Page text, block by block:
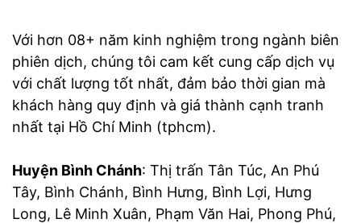
Với hơn 08+ năm kinh nghiệm trong ngành biên
phiên dịch, chúng tôi cam kết cung cấp dịch vụ
với chất lượng tốt nhất, đảm bảo thời gian mà
khách hàng quy định và giá thành cạnh tranh
nhất tại Hồ Chí Minh (tphcm).
Huyện Bình Chánh: Thị trấn Tân Túc, An Phú
Tây, Bình Chánh, Bình Hưng, Bình Lợi, Hưng
Long, Lê Minh Xuân, Phạm Văn Hai, Phong Phú,